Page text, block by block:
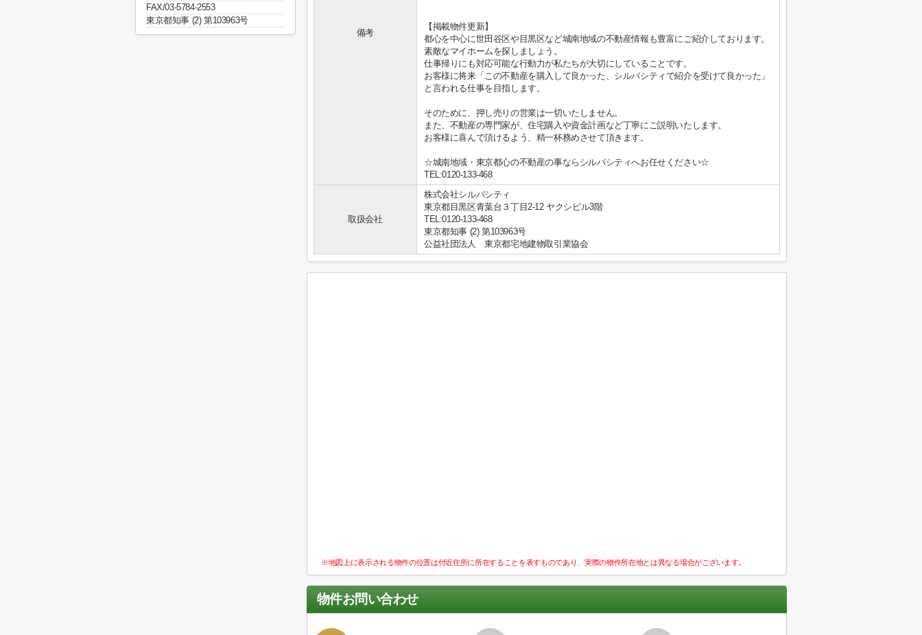
備考
【掲載物件更新】
都心を中心に世田谷区や目黒区など城南地域の不動産情報も豊富にご紹介しております。
素敵なマイホームを探しましょう。
仕事帰りにも対応可能な行動力が私たちが大切にしていることです。
お客様に将来「この不動産を購入して良かった、シルバシティで紹介を受けて良かった」
と言われる仕事を目指します。
そのために、押し売りの営業は一切いたしません。
また、不動産の専門家が、住宅購入や資金計画など丁寧にご説明いたします。
お客様に喜んで頂けるよう、精一杯務めさせて頂きます。
☆城南地域・東京都心の不動産の事ならシルバシティへお任せください☆
TEL:0120-133-468
取扱会社
株式会社シルバシティ
東京都目黒区青葉台３丁目2-12 ヤクシビル3階
TEL:0120-133-468
東京都知事 (2) 第103963号
公益社団法人 東京都宅地建物取引業協会
※地図上に表示される物件の位置は付近住所に所在することを表すものであり、実際の物件所在地とは異なる場合がございます。
物件お問い合わせ
FAX/03-5784-2553
東京都知事 (2) 第103963号